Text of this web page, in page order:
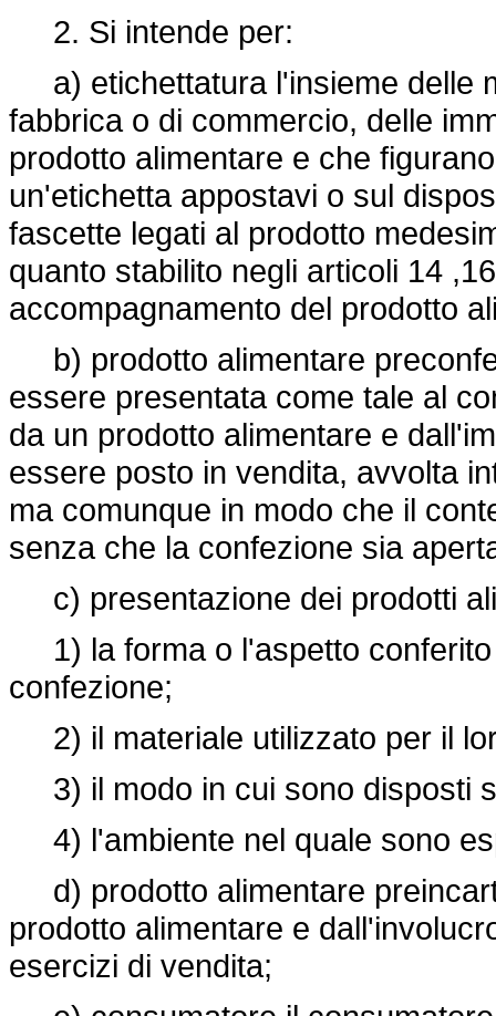
2. Si intende per:
a) etichettatura l'insieme delle
fabbrica o di commercio, delle
prodotto alimentare e che
un'etichetta appostavi o sul
fascette legati al prodotto
quanto stabilito negli articoli 14
accompagnamento del prodotto
b) prodotto alimentare
essere presentata come tale al
da un prodotto alimentare e
essere posto in vendita, avvolta
ma comunque in modo che il
senza che la confezione sia
c) presentazione dei prodotti
1) la forma o l'aspetto conferito
confezione;
2) il materiale utilizzato per il
3) il modo in cui sono disposti
4) l'ambiente nel quale sono
d) prodotto alimentare
prodotto alimentare e
esercizi di vendita;